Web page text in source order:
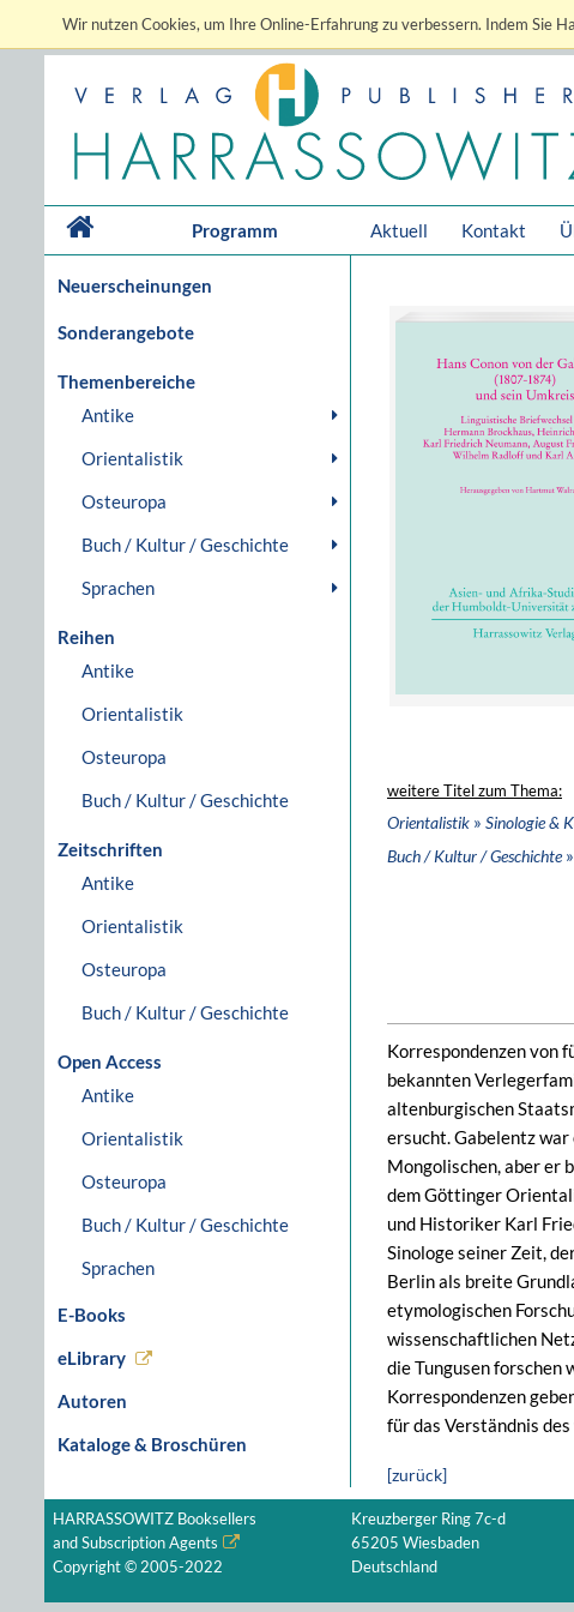
Wir nutzen Cookies, um Ihre Online-Erfahrung zu verbessern. Indem Sie
Programm Aktuell Kontakt
Neuerscheinungen
Sonderangebote
Themenbereiche
Antike
Orientalistik
Osteuropa
Buch / Kultur / Geschichte
Sprachen
Reihen
Antike
Orientalistik
Osteuropa
Buch / Kultur / Geschichte
Zeitschriften
Antike
Orientalistik
Osteuropa
Buch / Kultur / Geschichte
Open Access
Antike
Orientalistik
Osteuropa
Buch / Kultur / Geschichte
Sprachen
E-Books
eLibrary
Autoren
Kataloge & Broschüren
weitere Titel zum Thema:
Orientalistik » Sinologie &
Buch / Kultur / Geschichte»
Korrespondenzen von
bekannten
altenburgischen
ersucht. Gabelentz
Mongolischen, aber er
dem Göttinger
und Historiker Karl
Sinologe seiner Zeit,
Berlin als breite
etymologischen
wissenschaftlichen
die Tungusen forschen
Korrespondenzen
für das Verständnis
[zurück]
HARRASSOWITZ Booksellers
and Subscription Agents
Copyright © 2005-2022
Kreuzberger Ring 7c-d
65205 Wiesbaden
Deutschland